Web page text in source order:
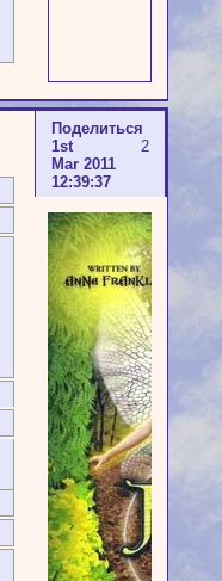
Поделиться
2
1st
Mar 2011
12:39:37